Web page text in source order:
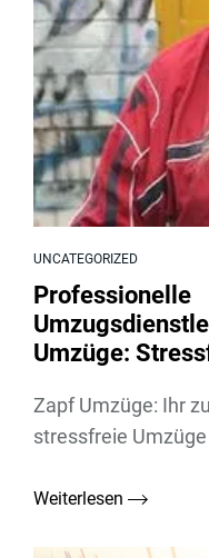
UNCATEGORIZED
Professionelle
Umzüge:
Zapf Umzüge: Ihr
stressfreie
Weiterlesen